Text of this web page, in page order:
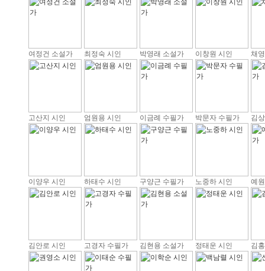
여정건 소설가 최정숙 시인 박영래 소설가 이창원 시인 채
고산지 시인 엄원용 시인 이금례 수필가 박문자 수필가 김
이양우 시인 하태수 시인 구양근 수필가 노중하 시인 예
김안로 시인 고경자 수필가 김현용 소설가 정태운 시인 김